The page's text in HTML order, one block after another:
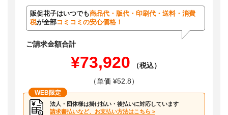
販促花子はいつでも商品代・版代・印刷代・送料・消費
税が全部コミコミの安心価格！
ご請求金額合計
¥73,920
（税込）
（単価 ¥52.8）
WEB限定
法人・団体様は掛け払い・後払いに対応しています
請求書払いなど、お支払い方法はこちら >